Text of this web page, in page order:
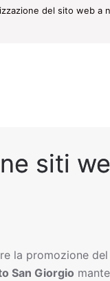
del sito web a
siti
la promozione
San Giorgio